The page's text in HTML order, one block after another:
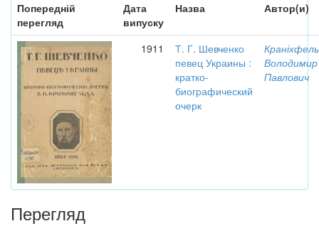
Попередній
перегляд
Дата
випуску
Назва Автор(и)
1911
Т. Г. Шевченко
певец Украины :
кратко-
биографический
очерк
Володимир
Павлович
Перегляд